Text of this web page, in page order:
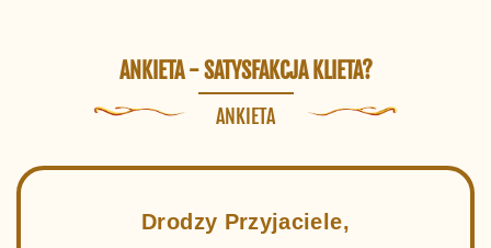
ANKIETA - SATYSFAKCJA KLIETA?
ANKIETA
Drodzy Przyjaciele,